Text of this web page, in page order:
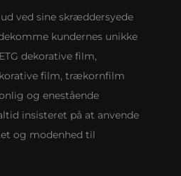
ved sine skræddersyede
kundernes unikke
dekorative film,
film, trækornfilm
og enestående
insisteret på at anvende
og modenhed til